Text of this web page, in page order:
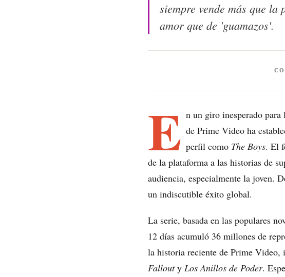
siempre vende más que
amor que de 'guamazos'.
E n un giro inesperado
de Prime Video ha
perfil como The Boys. El
de la plataforma a las historias de
audiencia, especialmente la joven.
un indiscutible éxito global.
La serie, basada en las populares
12 días acumuló 36 millones de
la historia reciente de Prime Video,
Fallouty Los Anillos de Poder.